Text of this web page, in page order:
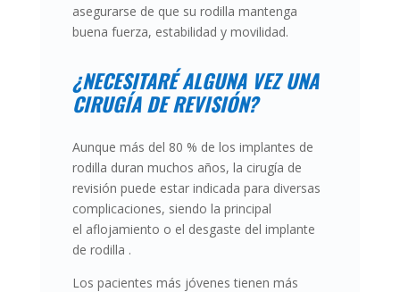
asegurarse de que su rodilla mantenga
buena fuerza, estabilidad y movilidad.
¿NECESITARÉ ALGUNA VEZ UNA
CIRUGÍA DE REVISIÓN?
Aunque más del 80 % de los implantes de
rodilla duran muchos años, la cirugía de
revisión puede estar indicada para diversas
complicaciones, siendo la principal
el aflojamiento o el desgaste del implante
de rodilla .
Los pacientes más jóvenes tienen más